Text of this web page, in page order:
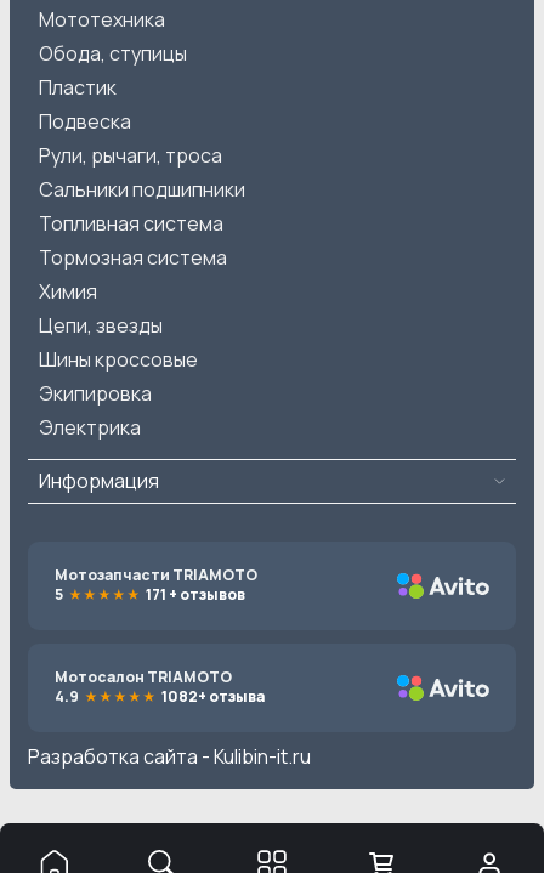
Мототехника
Обода, ступицы
Пластик
Подвеска
Рули, рычаги, троса
Сальники подшипники
Топливная система
Тормозная система
Химия
Цепи, звезды
Шины кроссовые
Экипировка
Электрика
Информация
Мотозапчасти TRIAMOTO
5
171 + отзывов
Мотосалон TRIAMOTO
4.9
1082+ отзыва
Разработка сайта -Kulibin-it.ru